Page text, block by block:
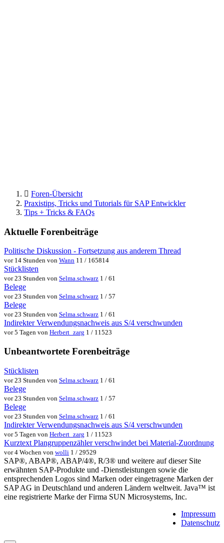
Foren-Übersicht
Praxistips, Tricks und Tutorials für SAP Entwickler
Tips + Tricks & FAQs
Aktuelle Forenbeiträge
Politische Diskussion - Fortsetzung aus anderem Thread
vor 14 Stunden von Wann 11 / 165814
Stücklisten
vor 23 Stunden von Selma.schwarz 1 / 61
Belege
vor 23 Stunden von Selma.schwarz 1 / 57
Belege
vor 23 Stunden von Selma.schwarz 1 / 61
Indirekter Verwendungsnachweis aus S/4 verschwunden
vor 5 Tagen von Herbert_zarg 1 / 11523
Unbeantwortete Forenbeiträge
Stücklisten
vor 23 Stunden von Selma.schwarz 1 / 61
Belege
vor 23 Stunden von Selma.schwarz 1 / 57
Belege
vor 23 Stunden von Selma.schwarz 1 / 61
Indirekter Verwendungsnachweis aus S/4 verschwunden
vor 5 Tagen von Herbert_zarg 1 / 11523
Kurztext Plangruppenzähler verschwindet bei Material-Zuordnung
vor 4 Wochen von wolli 1 / 29529
SAP®, ABAP®, ABAP/4®, R/3® und weitere auf dieser Site
erwähnten SAP-Produkte und -Dienstleistungen sowie die
entsprechenden Logos sind Marken oder eingetragene Marken der
SAP AG in Deutschland und anderen Ländern weltweit. Java™ ist
eine registrierte Marke der Firma SUN Microsystems, Inc.
Impressum
Datenschutz